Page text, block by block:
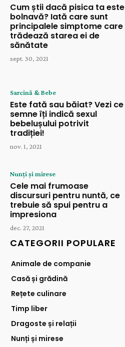
Cum știi dacă pisica ta este
bolnavă? Iată care sunt
principalele simptome care
trădează starea ei de
sănătate
sept. 30, 2021
Sarcină & Bebe
Este fată sau băiat? Vezi ce
semne îți indică sexul
bebelușului potrivit
tradiției!
nov. 1, 2021
Nunți și mirese
Cele mai frumoase
discursuri pentru nuntă, ce
trebuie să spui pentru a
impresiona
dec. 27, 2021
CATEGORII POPULARE
Animale de companie
Casă și grădină
Rețete culinare
Timp liber
Dragoste și relații
Nunți și mirese